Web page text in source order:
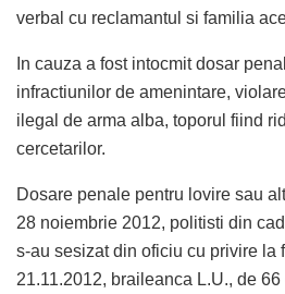
verbal cu reclamantul si familia
In cauza a fost intocmit dosar
infractiunilor de amenintare,
ilegal de arma alba, toporul fiind
cercetarilor.
Dosare penale pentru lovire sau
28 noiembrie 2012, politisti din
s-au sesizat din oficiu cu privire la
21.11.2012, braileanca L.U., de